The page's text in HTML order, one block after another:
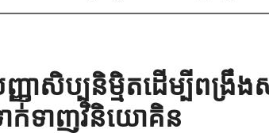
ាសិប្បនិម្មិតដើម្បីពង្រឹង
ាក់ទាញវិនិយោគិន